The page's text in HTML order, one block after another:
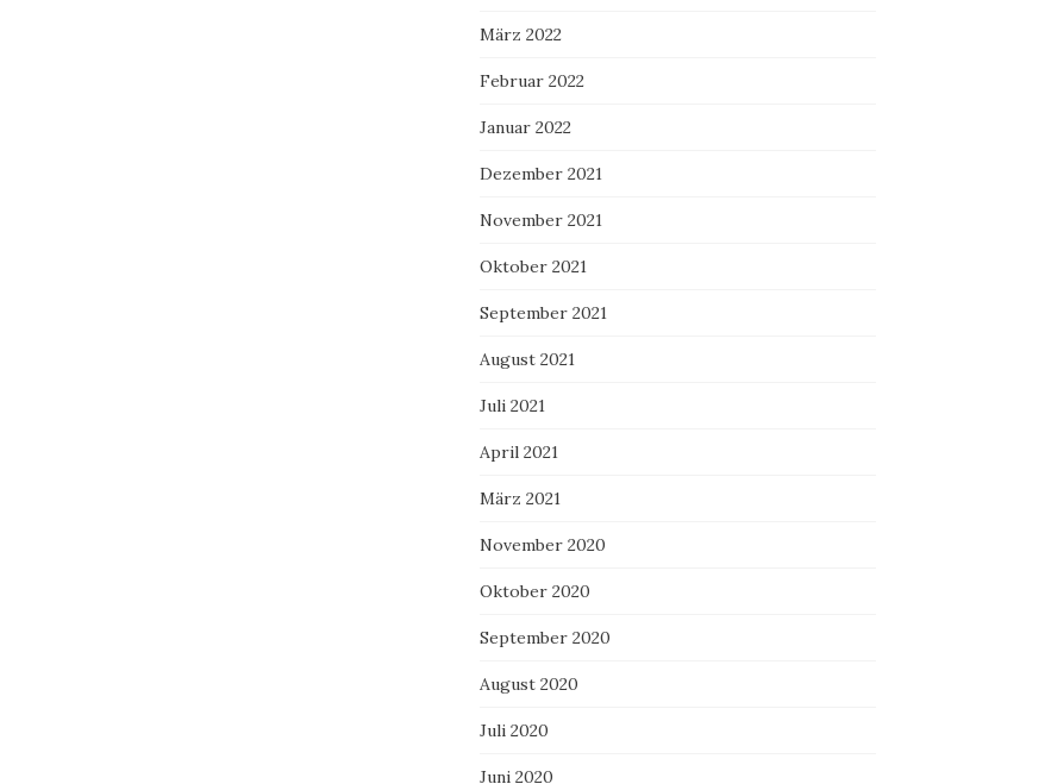
März 2022
Februar 2022
Januar 2022
Dezember 2021
November 2021
Oktober 2021
September 2021
August 2021
Juli 2021
April 2021
März 2021
November 2020
Oktober 2020
September 2020
August 2020
Juli 2020
Juni 2020